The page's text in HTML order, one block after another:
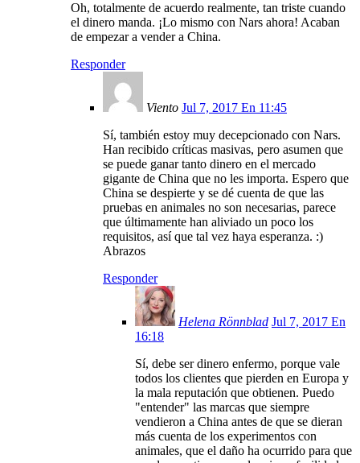
Oh, totalmente de acuerdo realmente, tan triste cuando
el dinero manda. ¡Lo mismo con Nars ahora! Acaban
de empezar a vender a China.
Responder
Viento Jul 7, 2017 En 11:45
Sí, también estoy muy decepcionado con Nars.
Han recibido críticas masivas, pero asumen que
se puede ganar tanto dinero en el mercado
gigante de China que no les importa. Espero que
China se despierte y se dé cuenta de que las
pruebas en animales no son necesarias, parece
que últimamente han aliviado un poco los
requisitos, así que tal vez haya esperanza. :)
Abrazos
Responder
Helena Rönnblad Jul 7, 2017 En
16:18
Sí, debe ser dinero enfermo, porque vale
todos los clientes que pierden en Europa y
la mala reputación que obtienen. Puedo
"entender" las marcas que siempre
vendieron a China antes de que se dieran
más cuenta de los experimentos con
animales, que el daño ha ocurrido para que